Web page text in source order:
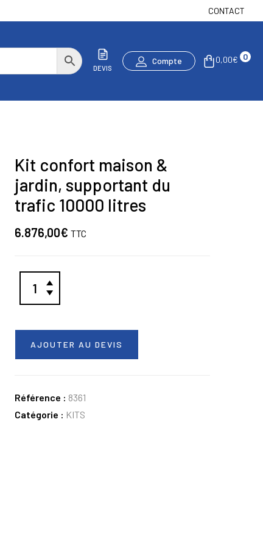
CONTACT
DEVIS
Compte 0,00€ 0
Kit confort maison &
jardin, supportant du
trafic 10000 litres
6.876,00€ TTC
AJOUTER AU DEVIS
Référence : 8361
Catégorie : KITS